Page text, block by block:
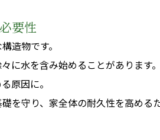
要性
造物です。
に水を含み始めることがあります。
原因に。
を守り、家全体の耐久性を高める